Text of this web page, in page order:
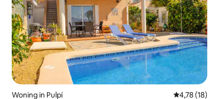
Woning in Pulpí Gemiddelde
4,78 (18)